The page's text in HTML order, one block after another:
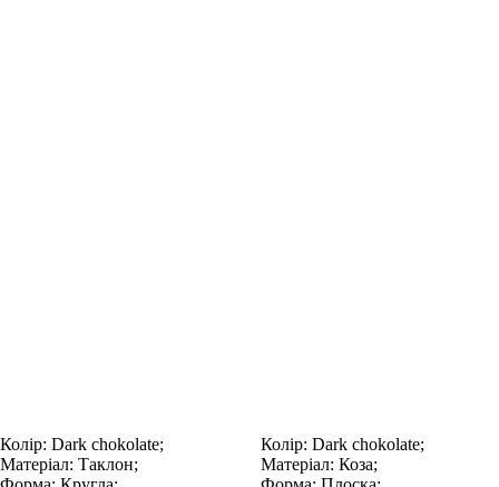
Колір: Dark chokolate;
Матеріал: Таклон;
Колір: Dark chokolate;
Матеріал: Коза;